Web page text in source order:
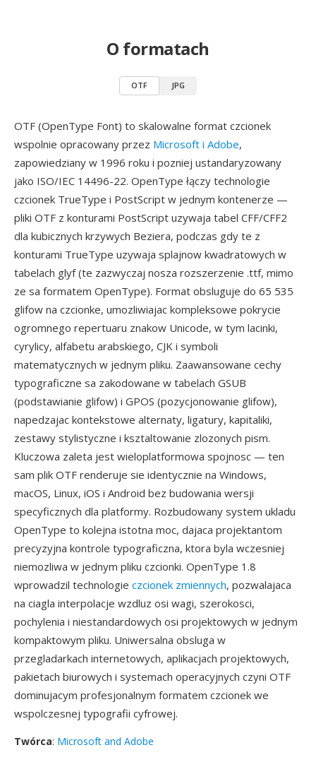
O formatach
OTF JPG
OTF (OpenType Font) to skalowalne format czcionek
wspolnie opracowany przez Microsoft i Adobe,
zapowiedziany w 1996 roku i pozniej ustandaryzowany
jako ISO/IEC 14496-22. OpenType łączy technologie
czcionek TrueType i PostScript w jednym kontenerze —
pliki OTF z konturami PostScript uzywaja tabel CFF/CFF2
dla kubicznych krzywych Beziera, podczas gdy te z
konturami TrueType uzywaja splajnow kwadratowych w
tabelach glyf (te zazwyczaj nosza rozszerzenie .ttf, mimo
ze sa formatem OpenType). Format obsluguje do 65 535
glifow na czcionke, umozliwiajac kompleksowe pokrycie
ogromnego repertuaru znakow Unicode, w tym lacinki,
cyrylicy, alfabetu arabskiego, CJK i symboli
matematycznych w jednym pliku. Zaawansowane cechy
typograficzne sa zakodowane w tabelach GSUB
(podstawianie glifow) i GPOS (pozycjonowanie glifow),
napedzajac kontekstowe alternaty, ligatury, kapitaliki,
zestawy stylistyczne i ksztaltowanie zlozonych pism.
Kluczowa zaleta jest wieloplatformowa spojnosc — ten
sam plik OTF renderuje sie identycznie na Windows,
macOS, Linux, iOS i Android bez budowania wersji
specyficznych dla platformy. Rozbudowany system ukladu
OpenType to kolejna istotna moc, dajaca projektantom
precyzyjna kontrole typograficzna, ktora byla wczesniej
niemozliwa w jednym pliku czcionki. OpenType 1.8
wprowadzil technologie czcionek zmiennych, pozwalajaca
na ciagla interpolacje wzdluz osi wagi, szerokosci,
pochylenia i niestandardowych osi projektowych w jednym
kompaktowym pliku. Uniwersalna obsluga w
przegladarkach internetowych, aplikacjach projektowych,
pakietach biurowych i systemach operacyjnych czyni OTF
dominujacym profesjonalnym formatem czcionek we
wspolczesnej typografii cyfrowej.
Twórca: Microsoft and Adobe